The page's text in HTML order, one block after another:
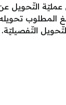
التّحويل
المطلوب
التّفصيليّة.